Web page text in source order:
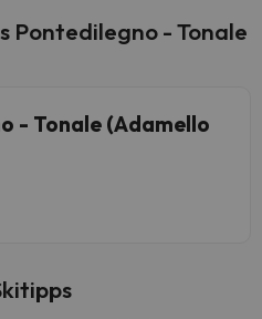
Pontedilegno - Tonale
- Tonale (Adamello